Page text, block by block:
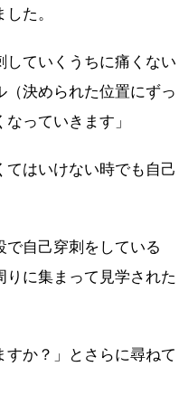
た。
していくうちに痛くない
決められた位置にずっ
っていきます」
はいけない時でも自己
で自己穿刺をしている
りに集まって見学された
すか？」とさらに尋ねて